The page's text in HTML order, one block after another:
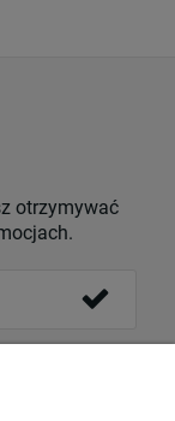
otrzymywać